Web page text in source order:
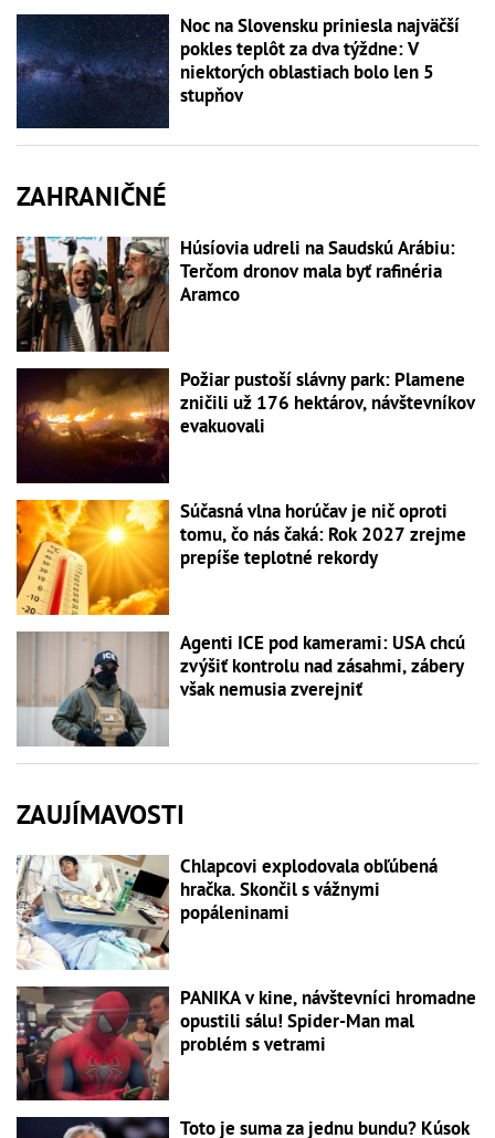
Noc na Slovensku priniesla najväčší
pokles teplôt za dva týždne: V
niektorých oblastiach bolo len 5
stupňov
ZAHRANIČNÉ
Húsíovia udreli na Saudskú Arábiu:
Terčom dronov mala byť rafinéria
Aramco
Požiar pustoší slávny park: Plamene
zničili už 176 hektárov, návštevníkov
evakuovali
Súčasná vlna horúčav je nič oproti
tomu, čo nás čaká: Rok 2027 zrejme
prepíše teplotné rekordy
Agenti ICE pod kamerami: USA chcú
zvýšiť kontrolu nad zásahmi, zábery
však nemusia zverejniť
ZAUJÍMAVOSTI
Chlapcovi explodovala obľúbená
hračka. Skončil s vážnymi
popáleninami
PANIKA v kine, návštevníci hromadne
opustili sálu! Spider-Man mal
problém s vetrami
Toto je suma za jednu bundu? Kúsok